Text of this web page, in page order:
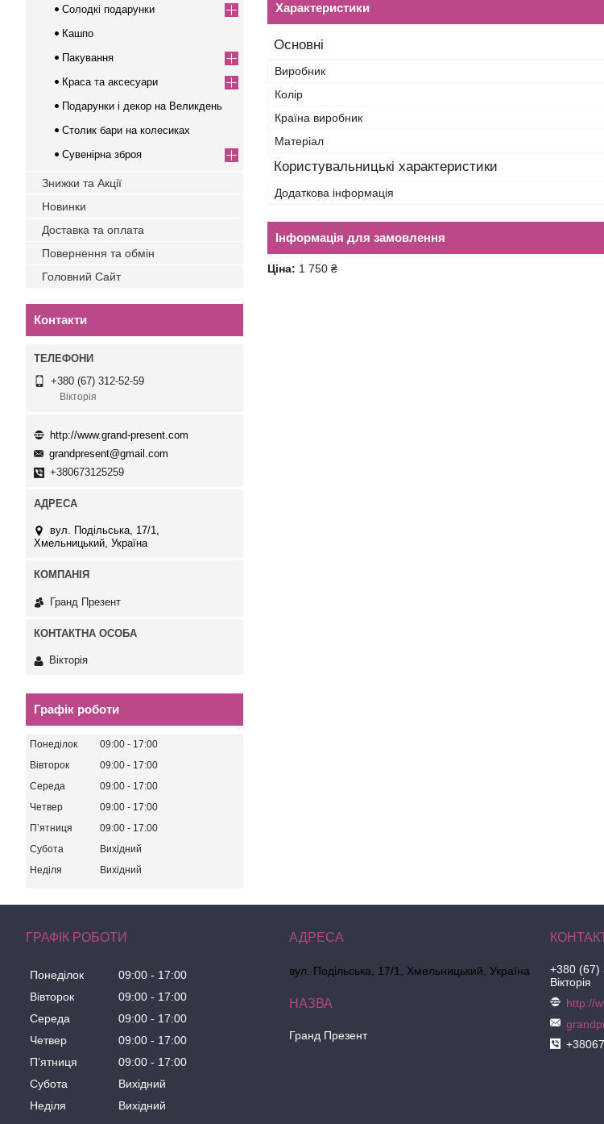
Характеристики
Основні
Виробник
Колір
Країна виробник
Матеріал
Користувальницькі характеристики
Додаткова інформація
Інформація для замовлення
Ціна: 1 750 ₴
Солодкі подарунки
Кашпо
Пакування
Краса та аксесуари
Подарунки і декор на Великдень
Столик бари на колесиках
Сувенірна зброя
Знижки та Акції
Новинки
Доставка та оплата
Повернення та обмін
Головний Сайт
Контакти
+380 (67) 312-52-59
Вікторія
http://www.grand-present.com
grandpresent@gmail.com
+380673125259
вул. Подільська, 17/1,
Хмельницький, Україна
Гранд Презент
Вікторія
Графік роботи
Понеділок 09:00
17:00
Вівторок
09:00
17:00
Середа
09:00
17:00
Четвер
09:00
17:00
Пʼятниця
09:00
17:00
Субота
Вихідний
Неділя
Вихідний
ГРАФІК РОБОТИ
Понеділок 09:00
17:00
Вівторок
09:00
17:00
Середа
09:00
17:00
Четвер
09:00
17:00
Пʼятниця
09:00
17:00
Субота
Вихідний
Неділя
Вихідний
вул. Подільська, 17/1, Хмельницький, Україна
Гранд Презент
+380 (67)
Вікторія
http://